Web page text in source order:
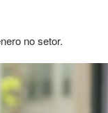
no setor.